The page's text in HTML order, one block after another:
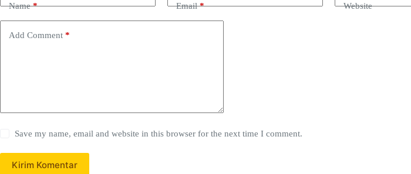
Name* Email* Website
Add Comment *
Save my name, email and website in this browser for the next time I comment.
Kirim Komentar